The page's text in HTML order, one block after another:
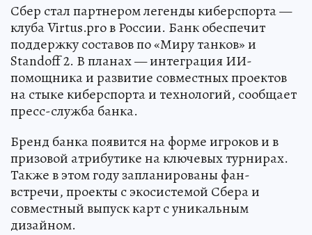
Сбер стал партнером легенды киберспорта —
клуба Virtus.pro в России. Банк обеспечит
поддержку составов по «Миру танков» и
Standoff 2. В планах — интеграция ИИ-
помощника и развитие совместных проектов
на стыке киберспорта и технологий, сообщает
пресс-служба банка.
Бренд банка появится на форме игроков и в
призовой атрибутике на ключевых турнирах.
Также в этом году запланированы фан-
встречи, проекты с экосистемой Сбера и
совместный выпуск карт с уникальным
дизайном.